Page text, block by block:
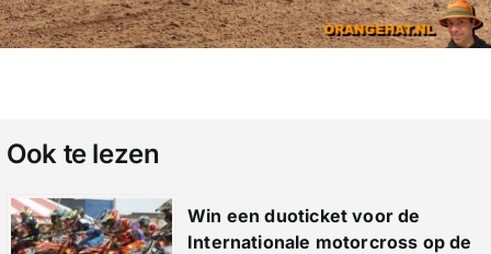
Ook te lezen
Win een duoticket voor de
Internationale motorcross op de